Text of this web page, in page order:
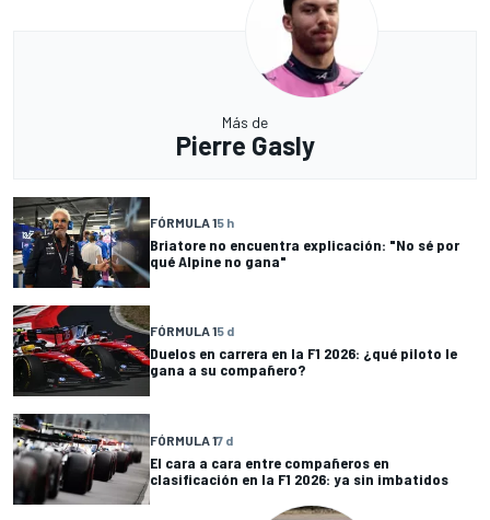
Más de
Pierre Gasly
FÓRMULA 15 h
Briatore no encuentra explicación: "No sé por
qué Alpine no gana"
FÓRMULA 15 d
Duelos en carrera en la F1 2026: ¿qué piloto le
gana a su compañero?
FÓRMULA 17 d
El cara a cara entre compañeros en
clasificación en la F1 2026: ya sin imbatidos